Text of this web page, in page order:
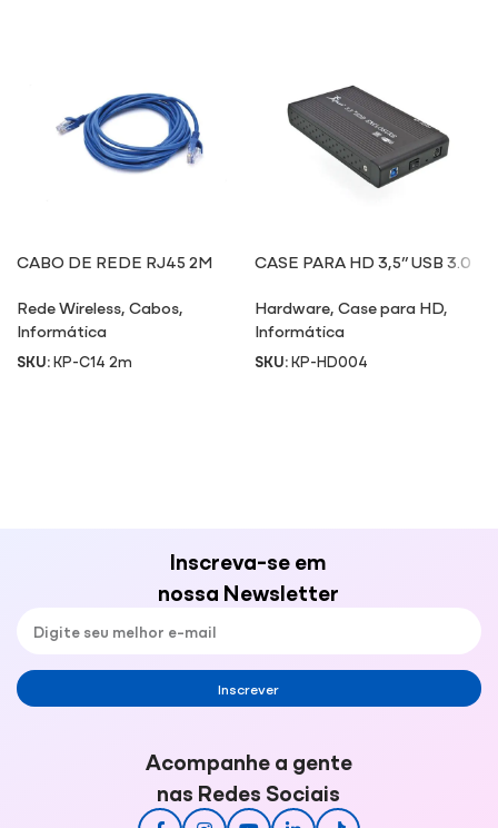
CABO DE REDE RJ45 2M
Rede Wireless,Cabos,
Informática
SKU:KP-C14 2m
CASE PARA HD 3,5” USB 3.0
Hardware,Case para HD,
Informática
SKU:KP-HD004
Inscreva-se em
nossa Newsletter
Inscrever
Acompanhe a gente
nas Redes Sociais